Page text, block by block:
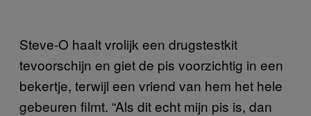
Steve-O haalt vrolijk een drugstestkit
tevoorschijn en giet de pis voorzichtig in een
bekertje, terwijl een vriend van hem het hele
gebeuren filmt. “Als dit echt mijn pis is, dan